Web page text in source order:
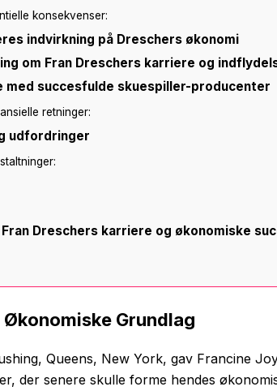
konsekvenser:
indvirkning på Dreschers økonomi
om Fran Dreschers karriere og
med succesfulde skuespiller-producenter
retninger:
udfordringer
Dreschers karriere og økonomiske
Grundlag
Queens, New York, gav Francine
der senere skulle forme hendes